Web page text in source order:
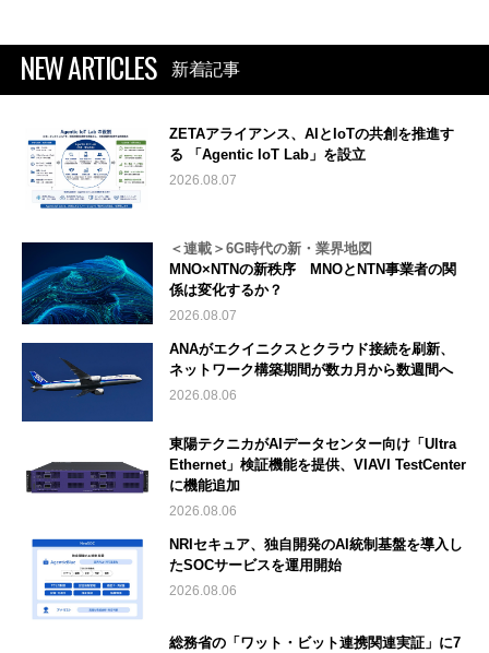
NEW ARTICLES 新着記事
ZETAアライアンス、AIとIoTの共創を推進す
る 「Agentic IoT Lab」を設立
2026.08.07
＜連載＞6G時代の新・業界地図
MNO×NTNの新秩序 MNOとNTN事業者の関
係は変化するか？
2026.08.07
ANAがエクイニクスとクラウド接続を刷新、
ネットワーク構築期間が数カ月から数週間へ
2026.08.06
東陽テクニカがAIデータセンター向け「Ultra
Ethernet」検証機能を提供、VIAVI TestCenter
に機能追加
2026.08.06
NRIセキュア、独自開発のAI統制基盤を導入し
たSOCサービスを運用開始
2026.08.06
総務省の「ワット・ビット連携関連実証」に7